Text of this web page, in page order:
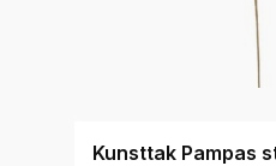
Kunsttak Pampas